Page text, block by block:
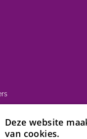
Deze website
van cookies.